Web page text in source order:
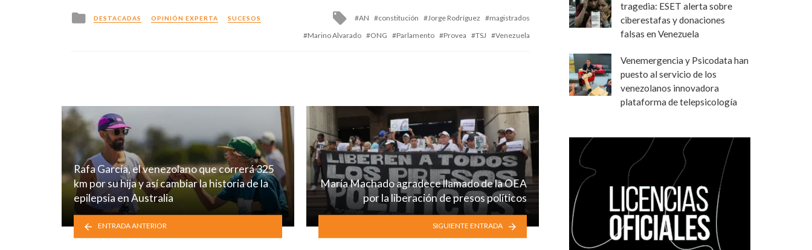
Posted
in
DESTACADAS OPINIÓN EXPERTA SUCESOS
Tagged
AN constitución Jorge Rodríguez
magistrados
Marino Alvarado
ONG Parlamento Provea TSJ Venezuela
Rafa García, el venezolano que correrá 325
km por su hija y así cambiar la historia de la
epilepsia en Australia
ENTRADA ANTERIOR
María Machado agradece llamado de la OEA
por la liberación de presos políticos
SIGUIENTE ENTRADA
tragedia: ESET alerta sobre
ciberestafas y donaciones
falsas en Venezuela
Venemergencia y Psicodata han
puesto al servicio de los
venezolanos innovadora
plataforma de telepsicología